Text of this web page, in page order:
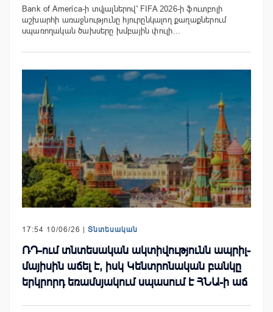
Bank of America-ի տվյալներով՝ FIFA 2026-ի ֆուտբոլի
աշխարհի առաջնությունը հյուրընկալող քաղաքներում
սպառողական ծախսերը խմբային փուլի…
17:54 10/06/26 | Տնտեսական
ՌԴ-ում տնտեսական ակտիվությունն ապրիլ-
մայիսին աճել է, իսկ Կենտրոնական բանկը
երկրորդ եռամսյակում սպասում է ՀՆԱ-ի աճ